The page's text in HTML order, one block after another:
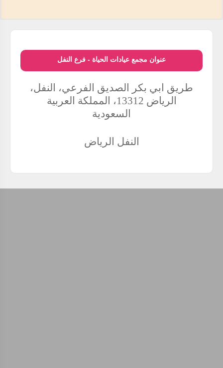
عنوان مجمع عيادات الحياة - فرع النفل
طريق ابي بكر الصديق الفرعي، النفل،
الرياض 13312، المملكة العربية
السعودية
النفل الرياض